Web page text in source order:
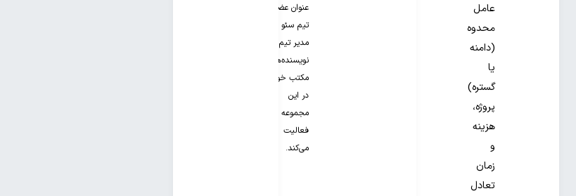
عامل
محدوه
(دامنه
یا
گستره)
پروژه،
هزینه
و
زمان
تعادل
عنوان عضو
تیم سئو و
مدیر تیم
نویسنده‌های
مکتب خونه
در این
مجموعه
فعالیت
می‌کند.